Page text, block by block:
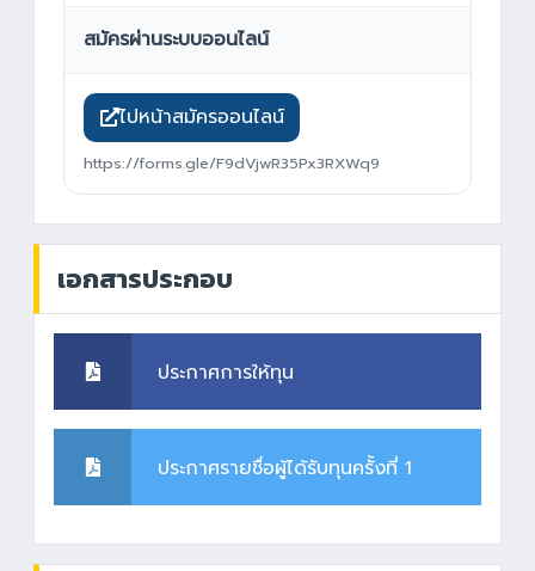
สมัครผ่านระบบออนไลน์
ไปหน้าสมัครออนไลน์
https://forms.gle/F9dVjwR35Px3RXWq9
เอกสารประกอบ
ประกาศการให้ทุน
ประกาศรายชื่อผู้ได้รับทุนครั้งที่ 1